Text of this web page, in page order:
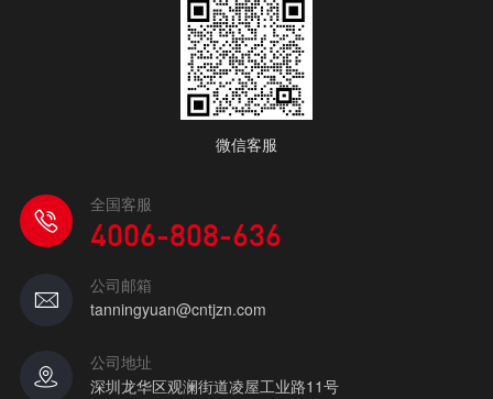
微信客服
全国客服
4006-808-636
公司邮箱
tanningyuan@cntjzn.com
公司地址
深圳龙华区观澜街道凌屋工业路11号